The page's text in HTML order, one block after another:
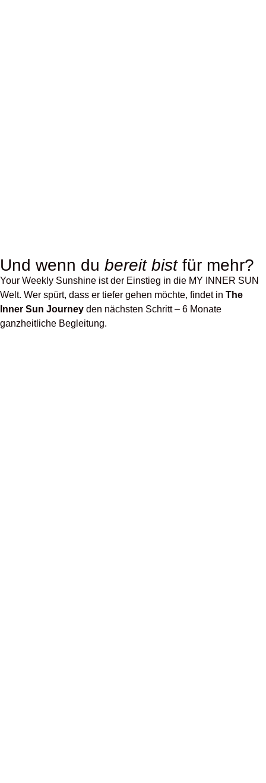
Und wenn du bereit bistfür mehr?
Your Weekly Sunshine ist der Einstieg in die MY INNER SUN
Welt. Wer spürt, dass er tiefer gehen möchte, findet in The
Inner Sun Journey den nächsten Schritt – 6 Monate
ganzheitliche Begleitung.